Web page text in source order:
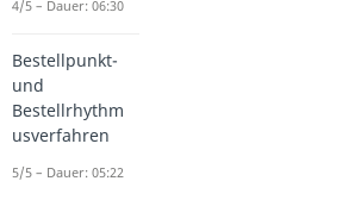
4/5 – Dauer: 06:30
Bestellpunkt-
und
Bestellrhythm
usverfahren
5/5 – Dauer: 05:22